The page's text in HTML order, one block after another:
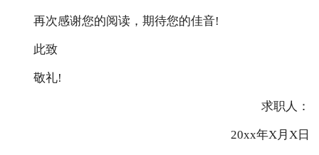
再次感谢您的阅读，期待您的佳音!
此致
敬礼!
求职人：
20xx年X月X日